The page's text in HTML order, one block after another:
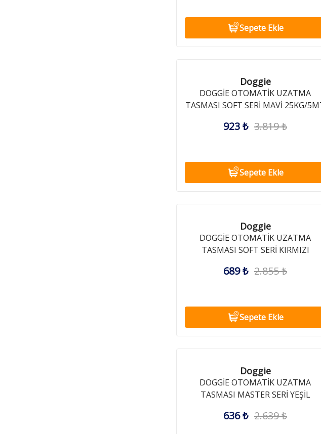
Sepete Ekle
Doggie
DOGGİE OTOMATİK UZATMA
TASMASI SOFT SERİ MAVİ 25KG/
923 ₺ 3.819 ₺
Sepete Ekle
Doggie
DOGGİE OTOMATİK UZATMA
TASMASI SOFT SERİ KIRMIZI
689 ₺ 2.855 ₺
Sepete Ekle
Doggie
DOGGİE OTOMATİK UZATMA
TASMASI MASTER SERİ YEŞİL
636 ₺ 2.639 ₺